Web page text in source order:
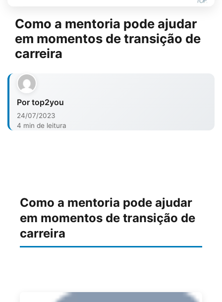
Como a mentoria pode ajudar
em momentos de transição de
carreira
Por top2you
24/07/2023
4 min de leitura
Como a mentoria pode ajudar
em momentos de transição de
carreira